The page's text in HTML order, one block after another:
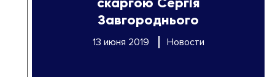
Завгороднього
13 июня 2019 Новости